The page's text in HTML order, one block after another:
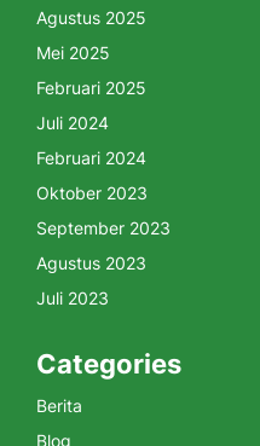
Agustus 2025
Mei 2025
Februari 2025
Juli 2024
Februari 2024
Oktober 2023
September 2023
Agustus 2023
Juli 2023
Categories
Berita
Blog